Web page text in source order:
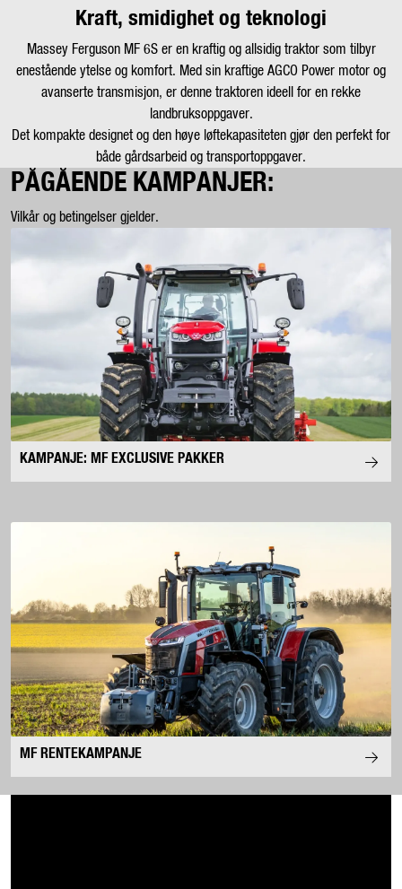
Kraft, smidighet og teknologi
Massey Ferguson MF 6S er en kraftig og allsidig traktor som tilbyr
enestående ytelse og komfort. Med sin kraftige AGCO Power motor og
avanserte transmisjon, er denne traktoren ideell for en rekke
landbruksoppgaver.
Det kompakte designet og den høye løftekapasiteten gjør den perfekt for
både gårdsarbeid og transportoppgaver.
KAMPANJE: MF EXCLUSIVE PAKKER
MF RENTEKAMPANJE
PÅGÅENDE KAMPANJER:
Vilkår og betingelser gjelder.
Karriere